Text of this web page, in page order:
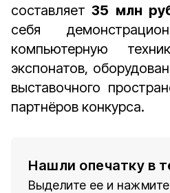
составляет 35 млн
себя
компьютерную
экспонатов,
выставочного
партнёров конкурса.
Нашли опечатку в
Выделите ее и